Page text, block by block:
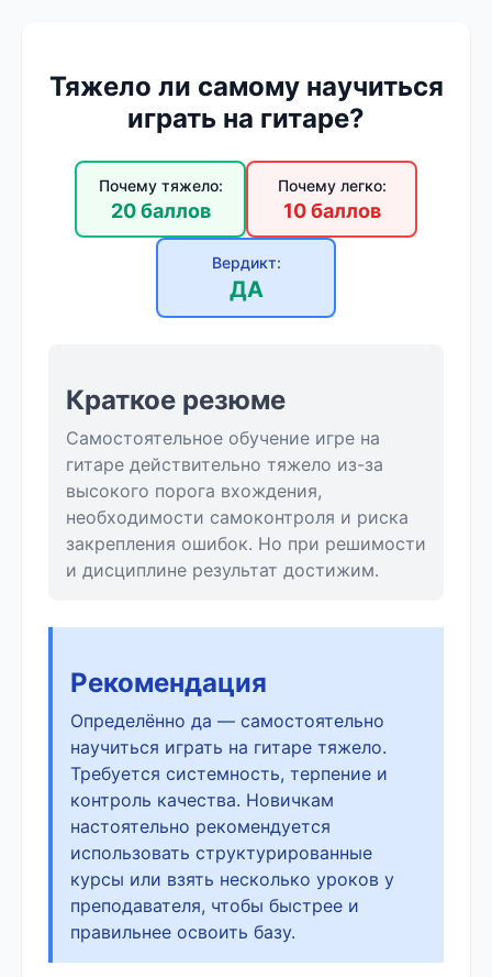
Тяжело ли самому научиться
играть на гитаре?
Почему тяжело:
20 баллов
Почему легко:
10 баллов
Вердикт:
ДА
Краткое резюме
Самостоятельное обучение игре на
гитаре действительно тяжело из-за
высокого порога вхождения,
необходимости самоконтроля и риска
закрепления ошибок. Но при решимости
и дисциплине результат достижим.
Рекомендация
Определённо да — самостоятельно
научиться играть на гитаре тяжело.
Требуется системность, терпение и
контроль качества. Новичкам
настоятельно рекомендуется
использовать структурированные
курсы или взять несколько уроков у
преподавателя, чтобы быстрее и
правильнее освоить базу.